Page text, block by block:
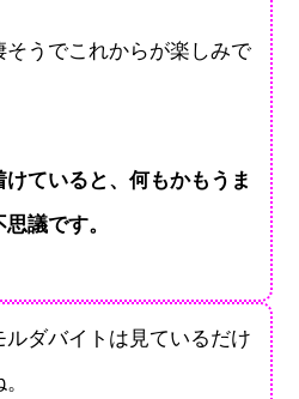
うでこれからが楽しみで
ていると、何もかもうま
議です。
ダバイトは見ているだけ